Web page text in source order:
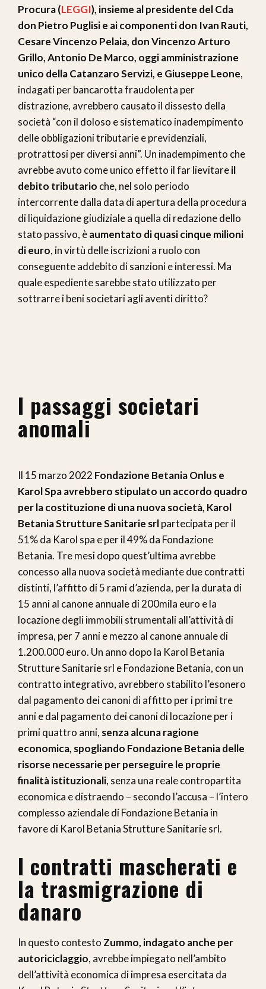
Procura (LEGGI), insieme al presidente del Cda
don Pietro Puglisi e ai componenti don Ivan Rauti,
Cesare Vincenzo Pelaia, don Vincenzo Arturo
Grillo, Antonio De Marco, oggi amministrazione
unico della Catanzaro Servizi, e Giuseppe Leone,
indagati per bancarotta fraudolenta per
distrazione, avrebbero causato il dissesto della
società “con il doloso e sistematico inadempimento
delle obbligazioni tributarie e previdenziali,
protrattosi per diversi anni”. Un inadempimento che
avrebbe avuto come unico effetto il far lievitareil
debito tributario che, nel solo periodo
intercorrente dalla data di apertura della procedura
di liquidazione giudiziale a quella di redazione dello
stato passivo, èaumentato di quasi cinque milioni
di euro, in virtù delle iscrizioni a ruolo con
conseguente addebito di sanzioni e interessi. Ma
quale espediente sarebbe stato utilizzato per
sottrarre i beni societari agli aventi diritto?
I passaggi societari
anomali
Il 15 marzo 2022 Fondazione Betania Onlus e
Karol Spa avrebbero stipulato un accordo quadro
per la costituzione di una nuova società, Karol
Betania Strutture Sanitarie srlpartecipata per il
51% da Karol spa e per il 49% da Fondazione
Betania. Tre mesi dopo quest’ultima avrebbe
concesso alla nuova società mediante due contratti
distinti, l’affitto di 5 rami d’azienda, per la durata di
15 anni al canone annuale di 200mila euro e la
locazione degli immobili strumentali all’attività di
impresa, per 7 anni e mezzo al canone annuale di
1.200.000 euro. Un anno dopo la Karol Betania
Strutture Sanitarie srl e Fondazione Betania, con un
contratto integrativo, avrebbero stabilito l’esonero
dal pagamento dei canoni di affitto per i primi tre
anni e dal pagamento dei canoni di locazione per i
primi quattro anni, senza alcuna ragione
economica, spogliando Fondazione Betania delle
risorse necessarie per perseguire le proprie
finalità istituzionali, senza una reale contropartita
economica e distraendo – secondo l’accusa – l’intero
complesso aziendale di Fondazione Betania in
favore di Karol Betania Strutture Sanitarie srl.
I contratti mascherati e
la trasmigrazione di
danaro
In questo contesto Zummo, indagato anche per
autoriciclaggio, avrebbe impiegato nell’ambito
dell’attività economica di impresa esercitata da